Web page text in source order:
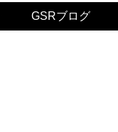
GSRブログ